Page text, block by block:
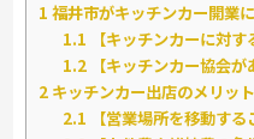
1 福井市がキッチンカー開業
1.1 【キッチンカーに対す
1.2 【キッチンカー協会が
2 キッチンカー出店のメリット
2.1 【営業場所を移動する